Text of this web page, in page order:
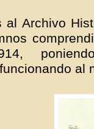
al Archivo
al